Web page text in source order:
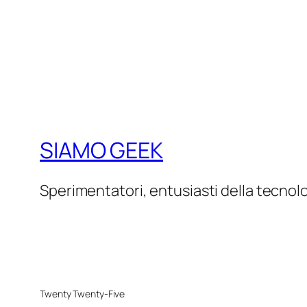
SIAMO GEEK
Sperimentatori, entusiasti della
Twenty Twenty-Five